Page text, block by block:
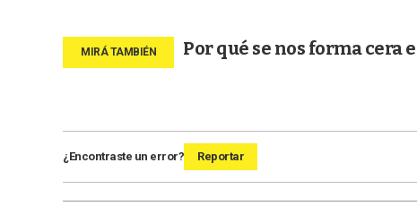
Por qué se nos forma cera
¿Encontraste un error? Reportar